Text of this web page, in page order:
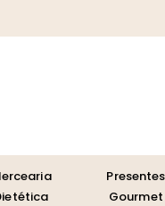
Presentes
Gourmet